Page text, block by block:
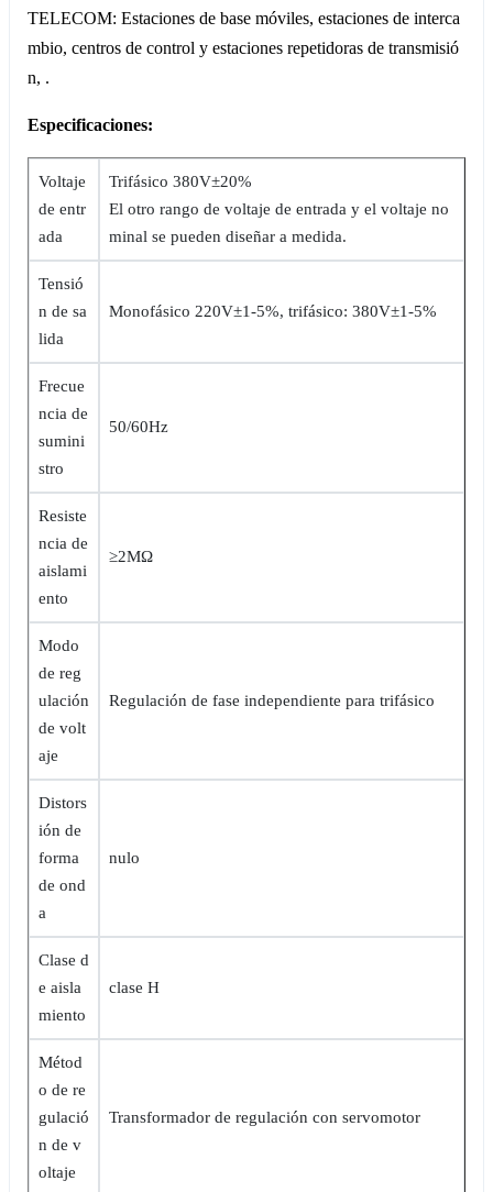
TELECOM: Estaciones de base móviles, estaciones de interca
mbio, centros de control y estaciones repetidoras de transmisió
n, .
Especificaciones:
Voltaje
de entr
ada
Trifásico 380V±20%
El otro rango de voltaje de entrada y el voltaje no
minal se pueden diseñar a medida.
Tensió
n de sa
lida
Monofásico 220V±1-5%, trifásico: 380V±1-5%
Frecue
ncia de
sumini
stro
50/60Hz
Resiste
ncia de
aislami
ento
≥2MΩ
Modo
de reg
ulación
de volt
aje
Regulación de fase independiente para trifásico
Distors
ión de
forma
de ond
a
nulo
Clase d
e aisla
miento
clase H
Métod
o de re
gulació
n de v
oltaje
Transformador de regulación con servomotor